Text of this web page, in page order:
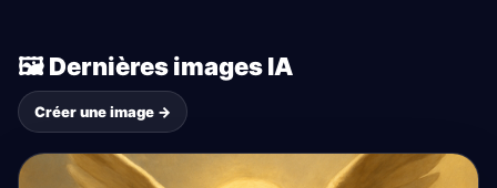
🖼️ Dernières images IA
Créer une image →